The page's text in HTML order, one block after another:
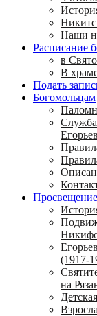
Наши
Расписание
в
В
Подать
Богомольцам
Просвещение
(1917-
на